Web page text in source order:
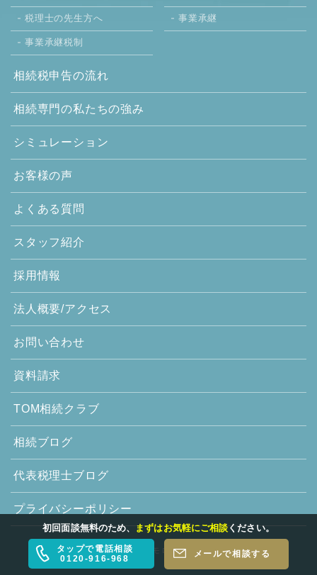
初回面談無料のため、 まずはお気軽にご相談 ください。
タップで電話相談
0120-916-968
メールで相談する
税理士の先生方へ 事業承継
事業承継税制
相続税申告の流れ
相続専門の私たちの強み
シミュレーション
お客様の声
よくある質問
スタッフ紹介
採用情報
法人概要/アクセス
お問い合わせ
資料請求
TOM相続クラブ
相続ブログ
代表税理士ブログ
プライバシーポリシー
© 2020-2026 税理士法人トゥモローズ. All Rights Reserved.